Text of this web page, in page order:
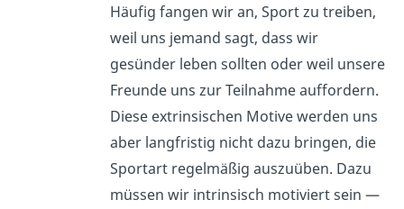
Häufig fangen wir an, Sport zu treiben,
weil uns jemand sagt, dass wir
gesünder leben sollten oder weil unsere
Freunde uns zur Teilnahme auffordern.
Diese extrinsischen Motive werden uns
aber langfristig nicht dazu bringen, die
Sportart regelmäßig auszuüben. Dazu
müssen wir intrinsisch motiviert sein —